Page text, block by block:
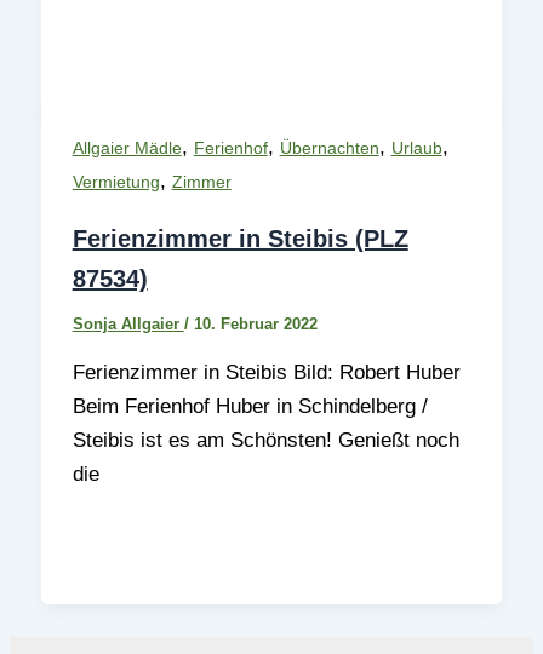
Allgaier Mädle, Ferienhof, Übernachten, Urlaub,
Vermietung, Zimmer
Ferienzimmer in Steibis (PLZ
87534)
Sonja Allgaier / 10. Februar 2022
Ferienzimmer in Steibis Bild: Robert Huber
Beim Ferienhof Huber in Schindelberg /
Steibis ist es am Schönsten! Genießt noch
die